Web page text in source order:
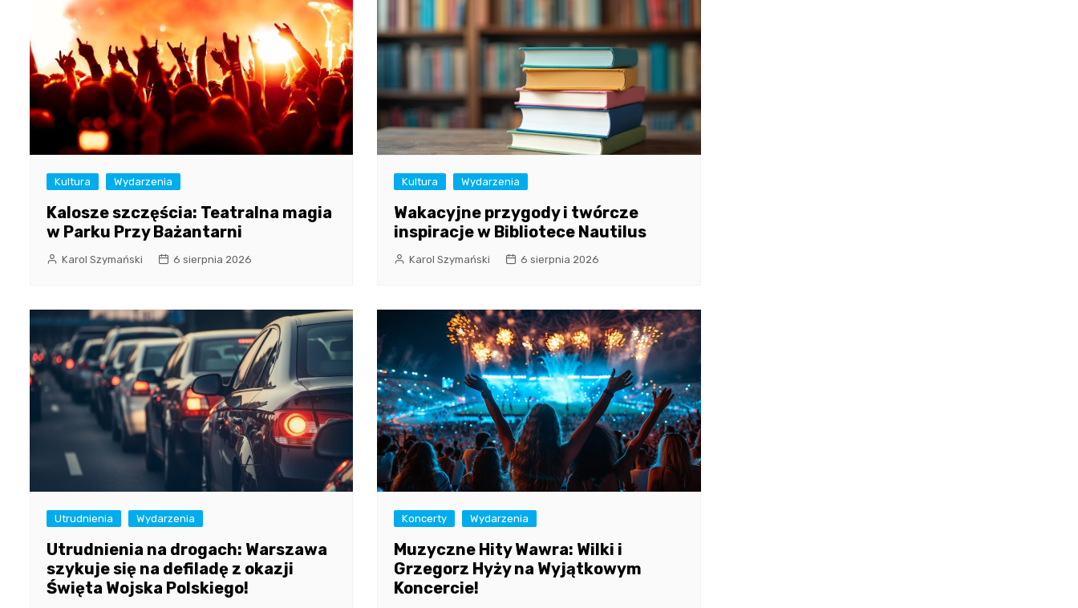
Kultura Wydarzenia
Kalosze szczęścia: Teatralna magia
w Parku Przy Bażantarni
Karol Szymański 6 sierpnia 2026
Kultura Wydarzenia
Wakacyjne przygody i twórcze
inspiracje w Bibliotece Nautilus
Karol Szymański 6 sierpnia 2026
Utrudnienia Wydarzenia
Utrudnienia na drogach: Warszawa
szykuje się na defiladę z okazji
Święta Wojska Polskiego!
Koncerty Wydarzenia
Muzyczne Hity Wawra: Wilki i
Grzegorz Hyży na Wyjątkowym
Koncercie!